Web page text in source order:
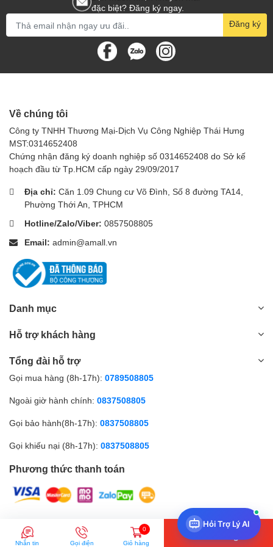
sử dụng
Nhanh hơn
Nhiều hơn
Giá thành Đắt hơn Rẻ hơn
xe bọt tuyết BIO FOAM ACTIVE
22L
Để sử dụng dung dịch rửa xe bọt tuyết BIO FOAM ACTIVE, bạn
thực hiện theo các bước sau:
Pha loãng dung dịch rửa xe theo tỉ lệ
Sử dụng máy rửa xe tạo bọt tuyết, phun dung dịch lên bề
mặt xe.
Xả lại xe bằng nước sạch.
Lưu ý khi sử dụng dung dịch
rửa xe bọt tuyết BIO FOAM
ACTIVE 22L
Để đạt được hiệu quả tốt nhất, bạn nên sử dụng dung dịch
đến 30 độ C.
Tránh để dung dịch tiếp xúc trực tiếp với mắt.
Bảo quản dung dịch ở nơi khô ráo, thoáng mát.
đặc biệt? Đăng ký ngay.
Đăng ký
Về chúng tôi
Công ty TNHH Thương Mại-Dịch Vụ Công Nghiệp Thái Hưng
MST:0314652408
Chứng nhận đăng ký doanh nghiệp số 0314652408 do Sở kế
hoạch đầu từ Tp.HCM cấp ngày 29/09/2017
Địa chỉ: Căn 1.09 Chung cư Võ Đình, Số 8 đường TA14,
Phường Thới An, TPHCM
Hotline/Zalo/Viber: 0857508805
Email: admin@amall.vn
Danh mục
Hỗ trợ khách hàng
Tổng đài hỗ trợ
Gọi mua hàng (8h-17h): 0789508805
Ngoài giờ hành chính: 0837508805
Gọi bảo hành(8h-17h): 0837508805
Gọi khiếu nại (8h-17h): 0837508805
Phương thức thanh toán
© Bản quyền thuộc về Amall.vn |
Hỏi Trợ Lý AI
Nhắn tin Gọi điện
0
Giỏ hàng
Thêm vào giỏ